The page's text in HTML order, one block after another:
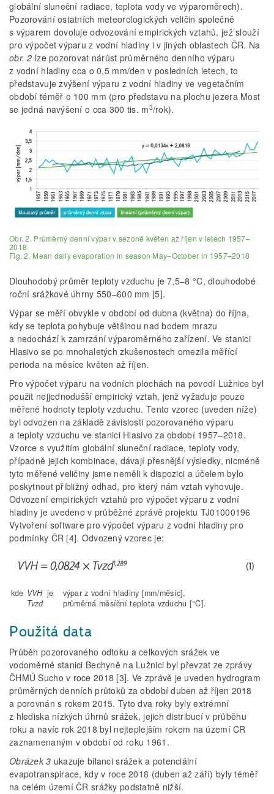
globální sluneční radiace, teplota vody ve výparoměrech).
Pozorování ostatních meteorologických veličin společně
s výparem dovoluje odvozování empirických vztahů, jež slouží
pro výpočet výparu z vodní hladiny i v jiných oblastech ČR. Na
obr. 2 lze pozorovat nárůst průměrného denního výparu
z vodní hladiny cca o 0,5 mm/den v posledních letech, to
představuje zvýšení výparu z vodní hladiny ve vegetačním
období téměř o 100 mm (pro představu na plochu jezera Most
se jedná navýšení o cca 300 tis. m3/rok).
Obr. 2. Průměrný denní výpar v sezoně květen až říjen v letech 1957–
2018
Fig. 2. Mean daily evaporation in season May–October in 1957–2018
Dlouhodobý průměr teploty vzduchu je 7,5–8 °C, dlouhodobé
roční srážkové úhrny 550–600 mm [5].
Výpar se měří obvykle v období od dubna (května) do října,
kdy se teplota pohybuje většinou nad bodem mrazu
a nedochází k zamrzání výparoměrného zařízení. Ve stanici
Hlasivo se po mnohaletých zkušenostech omezila měřící
perioda na měsíce květen až říjen.
Pro výpočet výparu na vodních plochách na povodí Lužnice byl
použit nejjednodušší empirický vztah, jenž vyžaduje pouze
měřené hodnoty teploty vzduchu. Tento vzorec (uveden níže)
byl odvozen na základě závislosti pozorovaného výparu
a teploty vzduchu ve stanici Hlasivo za období 1957–2018.
Vzorce s využitím globální sluneční radiace, teploty vody,
případně jejich kombinace, dávají přesnější výsledky, nicméně
tyto měřené veličiny jsme neměli k dispozici a účelem bylo
poskytnout přibližný odhad, pro který nám vztah vyhovuje.
Odvození empirických vztahů pro výpočet výparu z vodní
hladiny je uvedeno v průběžné zprávě projektu TJ01000196
Vytvoření software pro výpočet výparu z vodní hladiny pro
podmínky ČR [4]. Odvozený vzorec je:
kde VVH je
výpar z vodní hladiny [mm/měsíc],
Tvzd
průměrná měsíční teplota vzduchu [°C].
Použitá data
Průběh pozorovaného odtoku a celkových srážek ve
vodoměrné stanici Bechyně na Lužnici byl převzat ze zprávy
ČHMÚ Sucho v roce 2018 [3]. Ve zprávě je uveden hydrogram
průměrných denních průtoků za období duben až říjen 2018
a porovnán s rokem 2015. Tyto dva roky byly extrémní
z hlediska nízkých úhrnů srážek, jejich distribucí v průběhu
roku a navíc rok 2018 byl nejteplejším rokem na území ČR
zaznamenaným v období od roku 1961.
Obrázek 3 ukazuje bilanci srážek a potenciální
evapotranspirace, kdy v roce 2018 (duben až září) byly téměř
na celém území ČR srážky podstatně nižší.